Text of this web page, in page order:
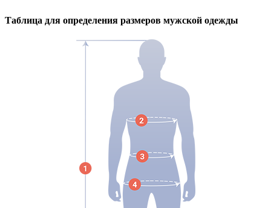
Таблица для определения размеров мужской одежды